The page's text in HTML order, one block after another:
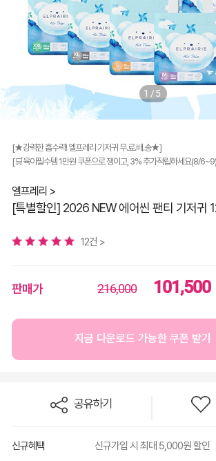
1/5
[★강력한 흡수력! 엘프레리 기저귀 무.료.배.송★]
[🛒육아필수템 1만원 쿠폰으로 쟁이고, 3% 추가적립하세요(8/
엘프레리 >
[특별할인] 2026 NEW 에어씬 팬티 기저귀
12건 >
판매가 216,000 101,500
지금 다운로드 가능한 쿠폰 받기
공유하기
신규혜택 신규가입 시 최대 5,000원 할인